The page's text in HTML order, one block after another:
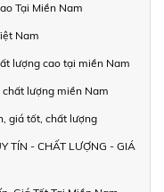
Tại Miền Nam
Nam
lượng cao tại miền Nam
lượng miền Nam
giá tốt, chất lượng
TÍN - CHẤT LƯỢNG - GIÁ